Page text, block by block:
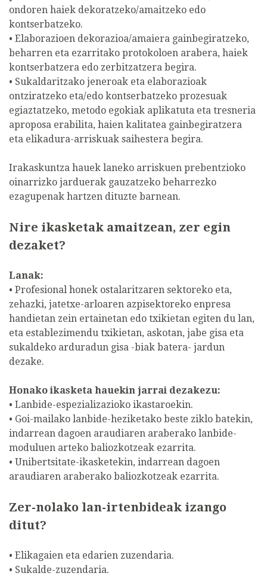
ondoren haiek dekoratzeko/amaitzeko edo
kontserbatzeko.
• Elaborazioen dekorazioa/amaiera gainbegiratzeko,
beharren eta ezarritako protokoloen arabera, haiek
kontserbatzera edo zerbitzatzera begira.
• Sukaldaritzako jeneroak eta elaborazioak
ontziratzeko eta/edo kontserbatzeko prozesuak
egiaztatzeko, metodo egokiak aplikatuta eta tresneria
aproposa erabilita, haien kalitatea gainbegiratzera
eta elikadura-arriskuak saihestera begira.
Irakaskuntza hauek laneko arriskuen prebentzioko
oinarrizko jarduerak gauzatzeko beharrezko
ezagupenak hartzen dituzte barnean.
Nire ikasketak amaitzean, zer egin
dezaket?
Lanak:
• Profesional honek ostalaritzaren sektoreko eta,
zehazki, jatetxe-arloaren azpisektoreko enpresa
handietan zein ertainetan edo txikietan egiten du lan,
eta establezimendu txikietan, askotan, jabe gisa eta
sukaldeko arduradun gisa -biak batera- jardun
dezake.
Honako ikasketa hauekin jarrai dezakezu:
• Lanbide-espezializazioko ikastaroekin.
• Goi-mailako lanbide-heziketako beste ziklo batekin,
indarrean dagoen araudiaren araberako lanbide-
moduluen arteko baliozkotzeak ezarrita.
• Unibertsitate-ikasketekin, indarrean dagoen
araudiaren araberako baliozkotzeak ezarrita.
Zer-nolako lan-irtenbideak izango
ditut?
• Elikagaien eta edarien zuzendaria.
• Sukalde-zuzendaria.